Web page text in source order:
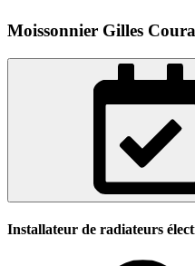
Moissonnier Gilles
Installateur de radiateurs